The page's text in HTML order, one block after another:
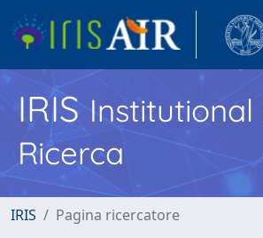
IRIS
Ricerca
IRIS Pagina ricercatore